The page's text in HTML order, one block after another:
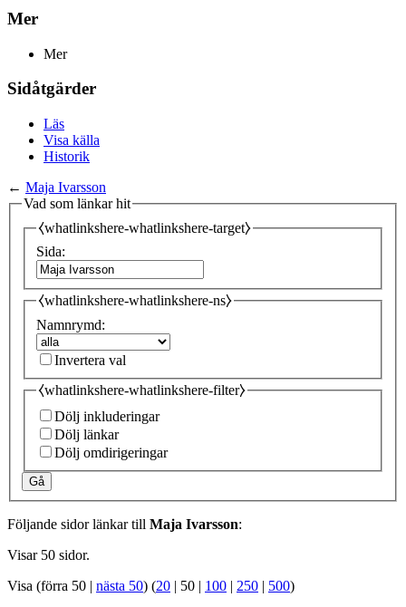
Mer
Mer
Sidåtgärder
Läs
Visa källa
Historik
← Maja Ivarsson
Vad som länkar hit
⧼whatlinkshere-whatlinkshere-target⧽
Sida:
⧼whatlinkshere-whatlinkshere-ns⧽
Namnrymd:
Invertera val
⧼whatlinkshere-whatlinkshere-filter⧽
Dölj inkluderingar
Dölj länkar
Dölj omdirigeringar
Gå
Följande sidor länkar till Maja Ivarsson:
Visar 50 sidor.
Visa (förra 50 | nästa 50) (20 | 50 | 100 | 250 | 500)